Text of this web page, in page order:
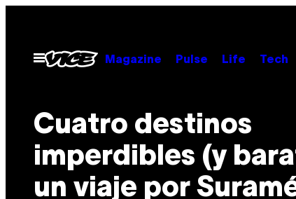
contenido
Abrir
Menú
Magazine Pulse Life Tech
Cuatro destinos
imperdibles (y
un viaje por